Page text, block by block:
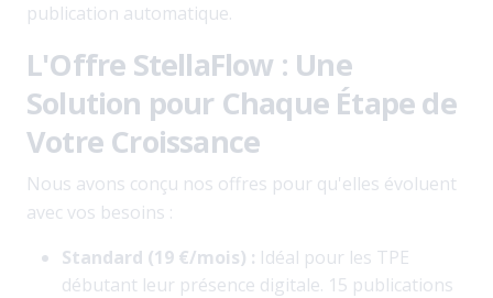
publication automatique.
L'Offre StellaFlow : Une
Solution pour Chaque Étape de
Votre Croissance
Nous avons conçu nos offres pour qu'elles évoluent
avec vos besoins :
Standard (19 €/mois) : Idéal pour les TPE
débutant leur présence digitale. 15 publications